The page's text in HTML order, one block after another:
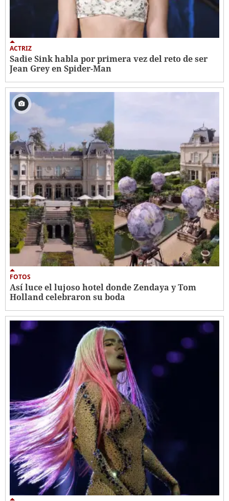
ACTRIZ
Sadie Sink habla por primera vez del reto de ser
Jean Grey en Spider-Man
FOTOS
Así luce el lujoso hotel donde Zendaya y Tom
Holland celebraron su boda